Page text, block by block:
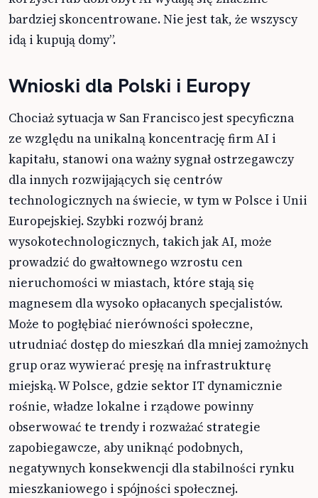
bardziej skoncentrowane. Nie jest tak, że wszyscy
idą i kupują domy”.
Wnioski dla Polski i Europy
Chociaż sytuacja w San Francisco jest specyficzna
ze względu na unikalną koncentrację firm AI i
kapitału, stanowi ona ważny sygnał ostrzegawczy
dla innych rozwijających się centrów
technologicznych na świecie, w tym w Polsce i Unii
Europejskiej. Szybki rozwój branż
wysokotechnologicznych, takich jak AI, może
prowadzić do gwałtownego wzrostu cen
nieruchomości w miastach, które stają się
magnesem dla wysoko opłacanych specjalistów.
Może to pogłębiać nierówności społeczne,
utrudniać dostęp do mieszkań dla mniej zamożnych
grup oraz wywierać presję na infrastrukturę
miejską. W Polsce, gdzie sektor IT dynamicznie
rośnie, władze lokalne i rządowe powinny
obserwować te trendy i rozważać strategie
zapobiegawcze, aby uniknąć podobnych,
negatywnych konsekwencji dla stabilności rynku
mieszkaniowego i spójności społecznej.